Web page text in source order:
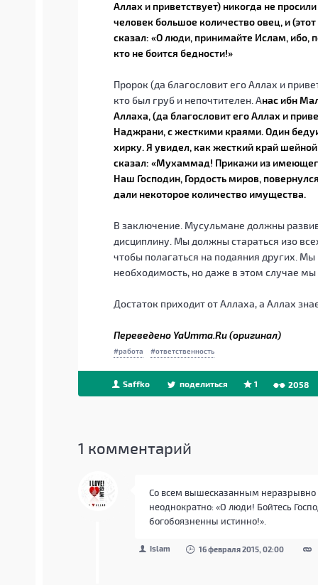
Аллах и приветствует) никогда не
человек большое количество овец, и
сказал: «О люди, принимайте Ислам, ибо,
кто не боится бедности!»
Пророк (да благословит его Аллах и
кто был груб и непочтителен. Анас ибн
Аллаха, (да благословит его Аллах и
Наджрани, с жесткими краями. Один
хирку. Я увидел, как жесткий край
сказал: «Мухаммад! Прикажи из
Наш Господин, Гордость миров,
дали некоторое количество имущества.
В заключение. Мусульмане должны
дисциплину. Мы должны стараться изо
чтобы полагаться на подаяния других.
необходимость, но даже в этом случае
Достаток приходит от Аллаха, а Аллах
Переведено YaUmma.Ru (оригинал)
работа ответственность
Saffko поделиться 1 2058
1 комментарий
Со всем вышесказанным неразрывно
неоднократно: «О люди! Бойтесь
богобоязненны истинно!».
Islam 16 февраля 2015, 02:00